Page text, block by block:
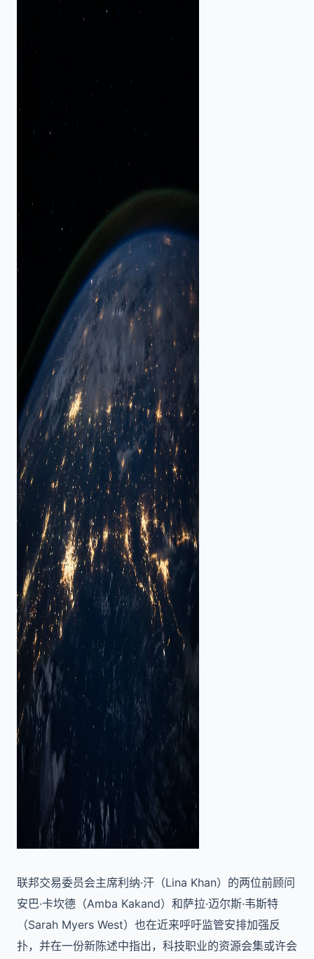
联邦交易委员会主席利纳·汗（Lina Khan）的两位前顾问
安巴·卡坎德（Amba Kakand）和萨拉·迈尔斯·韦斯特
（Sarah Myers West）也在近来呼吁监管安排加强反
扑，并在一份新陈述中指出，科技职业的资源会集或许会